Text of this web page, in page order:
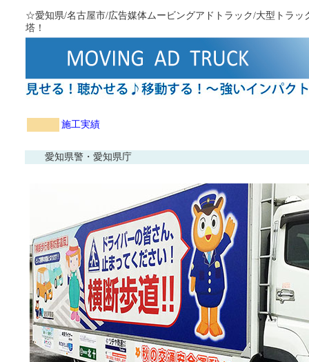
☆愛知県/名古屋市/広告媒体ムービングアドトラック/大型トラ
塔！
施工実績
愛知県警・愛知県庁